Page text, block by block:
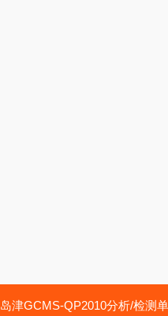
岛津GCMS-QP2010分析/检测单元（QP2010）